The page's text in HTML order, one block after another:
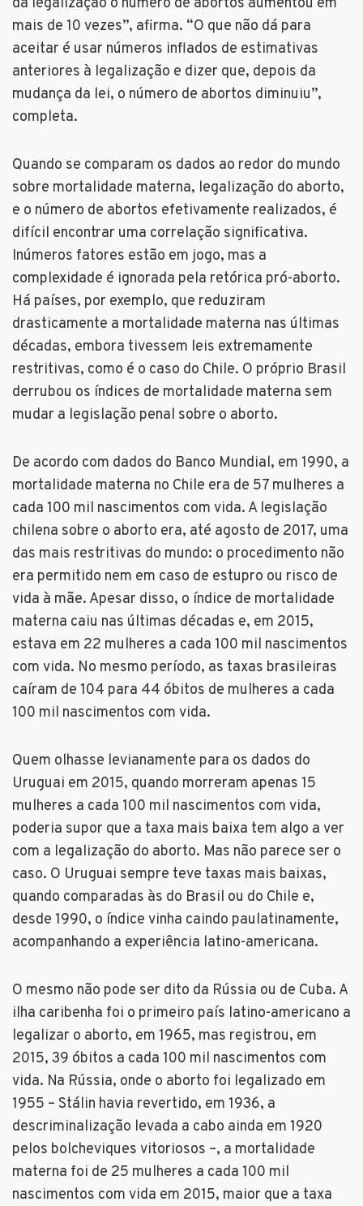
da legalização o número de abortos aumentou em
mais de 10 vezes”, afirma. “O que não dá para
aceitar é usar números inflados de estimativas
anteriores à legalização e dizer que, depois da
mudança da lei, o número de abortos diminuiu”,
completa.
Quando se comparam os dados ao redor do mundo
sobre mortalidade materna, legalização do aborto,
e o número de abortos efetivamente realizados, é
difícil encontrar uma correlação significativa.
Inúmeros fatores estão em jogo, mas a
complexidade é ignorada pela retórica pró-aborto.
Há países, por exemplo, que reduziram
drasticamente a mortalidade materna nas últimas
décadas, embora tivessem leis extremamente
restritivas, como é o caso do Chile. O próprio Brasil
derrubou os índices de mortalidade materna sem
mudar a legislação penal sobre o aborto.
De acordo com dados do Banco Mundial, em 1990, a
mortalidade materna no Chile era de 57 mulheres a
cada 100 mil nascimentos com vida. A legislação
chilena sobre o aborto era, até agosto de 2017, uma
das mais restritivas do mundo: o procedimento não
era permitido nem em caso de estupro ou risco de
vida à mãe. Apesar disso, o índice de mortalidade
materna caiu nas últimas décadas e, em 2015,
estava em 22 mulheres a cada 100 mil nascimentos
com vida. No mesmo período, as taxas brasileiras
caíram de 104 para 44 óbitos de mulheres a cada
100 mil nascimentos com vida.
Quem olhasse levianamente para os dados do
Uruguai em 2015, quando morreram apenas 15
mulheres a cada 100 mil nascimentos com vida,
poderia supor que a taxa mais baixa tem algo a ver
com a legalização do aborto. Mas não parece ser o
caso. O Uruguai sempre teve taxas mais baixas,
quando comparadas às do Brasil ou do Chile e,
desde 1990, o índice vinha caindo paulatinamente,
acompanhando a experiência latino-americana.
O mesmo não pode ser dito da Rússia ou de Cuba. A
ilha caribenha foi o primeiro país latino-americano a
legalizar o aborto, em 1965, mas registrou, em
2015, 39 óbitos a cada 100 mil nascimentos com
vida. Na Rússia, onde o aborto foi legalizado em
1955 – Stálin havia revertido, em 1936, a
descriminalização levada a cabo ainda em 1920
pelos bolcheviques vitoriosos –, a mortalidade
materna foi de 25 mulheres a cada 100 mil
nascimentos com vida em 2015, maior que a taxa